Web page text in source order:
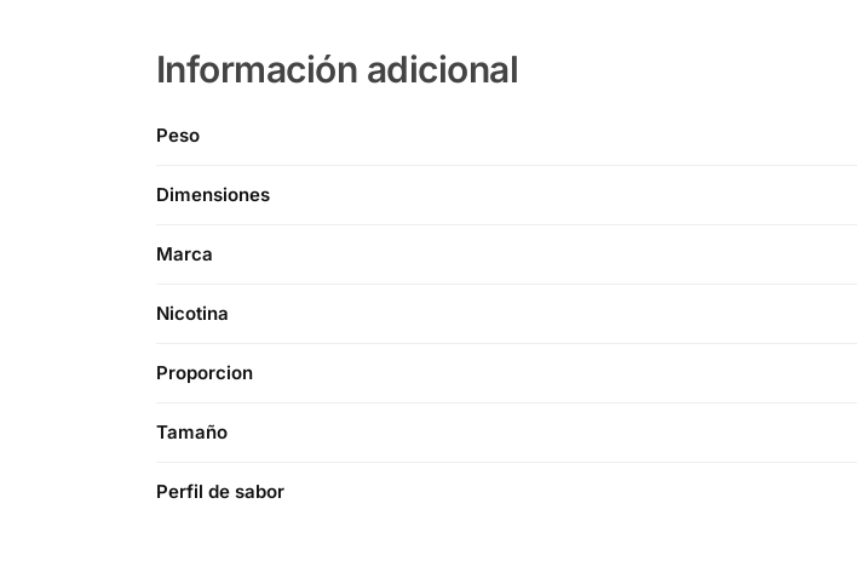
Información adicional
Peso
Dimensiones
Marca
Nicotina
Proporcion
Tamaño
Perfil de sabor